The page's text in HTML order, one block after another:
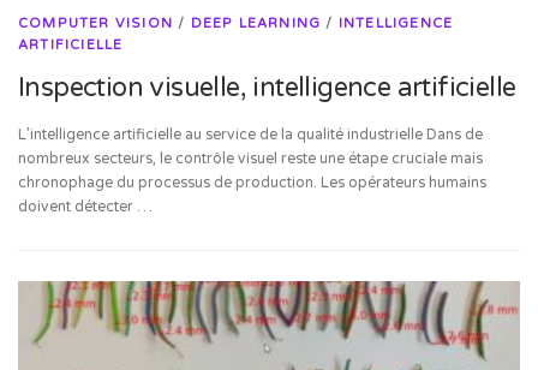
COMPUTER VISION / DEEP LEARNING / INTELLIGENCE
ARTIFICIELLE
Inspection visuelle, intelligence artificielle
L’intelligence artificielle au service de la qualité industrielle Dans de
nombreux secteurs, le contrôle visuel reste une étape cruciale mais
chronophage du processus de production. Les opérateurs humains
doivent détecter …